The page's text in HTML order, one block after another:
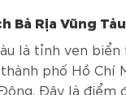
Bà Rịa Vũng Tàu
là tỉnh ven
phố Hồ Chí
Đây là điểm